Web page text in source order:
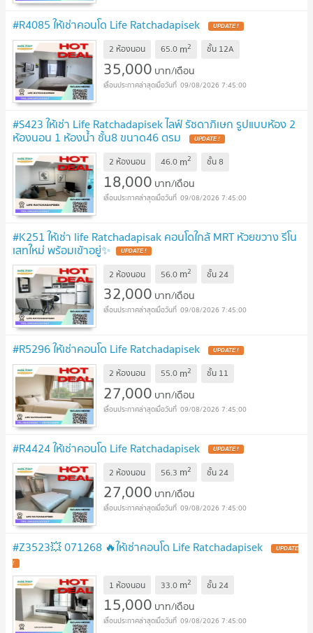
#R4085 ให้เช่าคอนโด Life Ratchadapisek UPDATE !
2 ห้องนอน 65.0 m2 ชั้น 12A
35,000 บาท/เดือน
09/08/2026 7:45:00
#S423 ให้เช่า Life Ratchadapisek ไลฟ์ รัชดาภิเษก รูปแบบห้อง 2
ห้องนอน 1 ห้องน้ำ ชั้น8 ขนาด46 ตรม UPDATE !
2 ห้องนอน 46.0 m2 ชั้น8
18,000 บาท/เดือน
09/08/2026 7:45:00
#K251 ให้เช่า life Ratchadapisak คอนโดใกล้ MRT ห้วยขวาง รีโน
เสทใหม่ พร้อมเข้าอยู่✨ UPDATE !
2 ห้องนอน 56.0 m2 ชั้น24
32,000 บาท/เดือน
09/08/2026 7:45:00
#R5296 ให้เช่าคอนโด Life Ratchadapisek UPDATE !
2 ห้องนอน 55.0 m2 ชั้น 11
27,000 บาท/เดือน
09/08/2026 7:45:00
#R4424 ให้เช่าคอนโด Life Ratchadapisek UPDATE !
2 ห้องนอน 56.3 m2 ชั้น24
27,000 บาท/เดือน
09/08/2026 7:45:00
#Z3523💥 071268 🔥ให้เช่าคอนโด Life Ratchadapisek UPDATE
!
1 ห้องนอน 33.0 m2 ชั้น24
15,000 บาท/เดือน
09/08/2026 7:45:00